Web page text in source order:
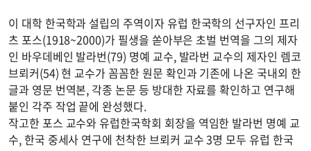
이 대학 한국학과 설립의 주역이자 유럽 한국학의 선구자인 프리
츠 포스(1918~2000)가 필생을 쏟아부은 초벌 번역을 그의 제자
인 바우데베인 발라번(79) 명예 교수, 발라번 교수의 제자인 렘코
브뢰커(54) 현 교수가 꼼꼼한 원문 확인과 기존에 나온 국내외 한
글과 영문 번역본, 각종 논문 등 방대한 자료를 확인하고 연구해
붙인 각주 작업 끝에 완성했다.
작고한 포스 교수와 유럽한국학회 회장을 역임한 발라번 명예 교
수, 한국 중세사 연구에 천착한 브뢰커 교수 3명 모두 유럽 한국